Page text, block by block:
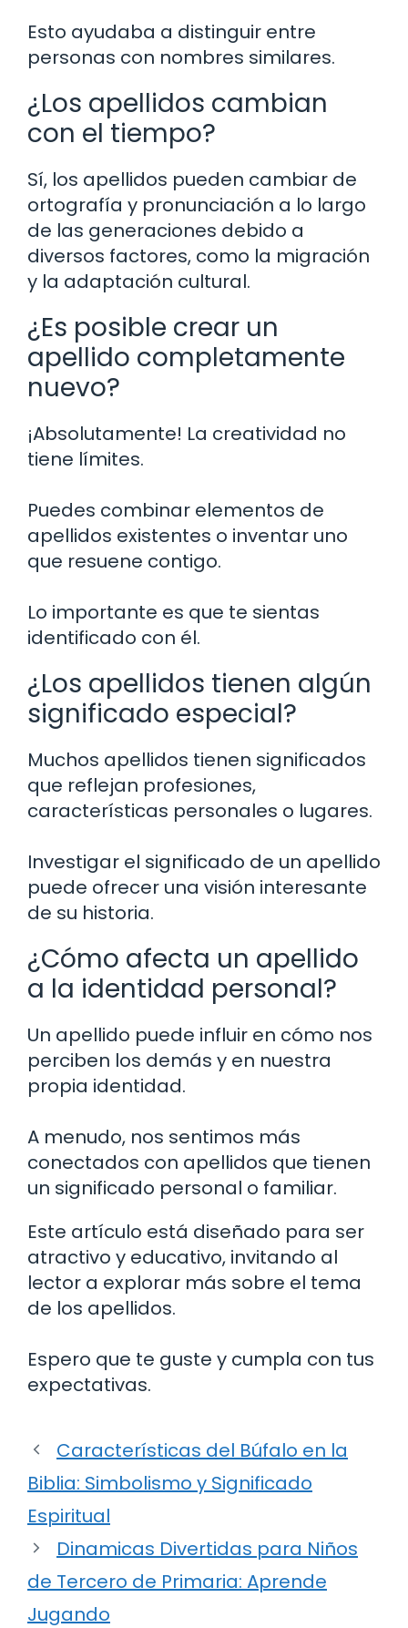
Esto ayudaba a distinguir entre
personas con nombres similares.
¿Los apellidos cambian
con el tiempo?
Sí, los apellidos pueden cambiar de
ortografía y pronunciación a lo largo
de las generaciones debido a
diversos factores, como la migración
y la adaptación cultural.
¿Es posible crear un
apellido completamente
nuevo?
¡Absolutamente! La creatividad no
tiene límites.
Puedes combinar elementos de
apellidos existentes o inventar uno
que resuene contigo.
Lo importante es que te sientas
identificado con él.
¿Los apellidos tienen algún
significado especial?
Muchos apellidos tienen significados
que reflejan profesiones,
características personales o lugares.
Investigar el significado de un apellido
puede ofrecer una visión interesante
de su historia.
¿Cómo afecta un apellido
a la identidad personal?
Un apellido puede influir en cómo nos
perciben los demás y en nuestra
propia identidad.
A menudo, nos sentimos más
conectados con apellidos que tienen
un significado personal o familiar.
Este artículo está diseñado para ser
atractivo y educativo, invitando al
lector a explorar más sobre el tema
de los apellidos.
Espero que te guste y cumpla con tus
expectativas.
Características del Búfalo en la
Biblia: Simbolismo y Significado
Espiritual
Dinamicas Divertidas para Niños
de Tercero de Primaria: Aprende
Jugando